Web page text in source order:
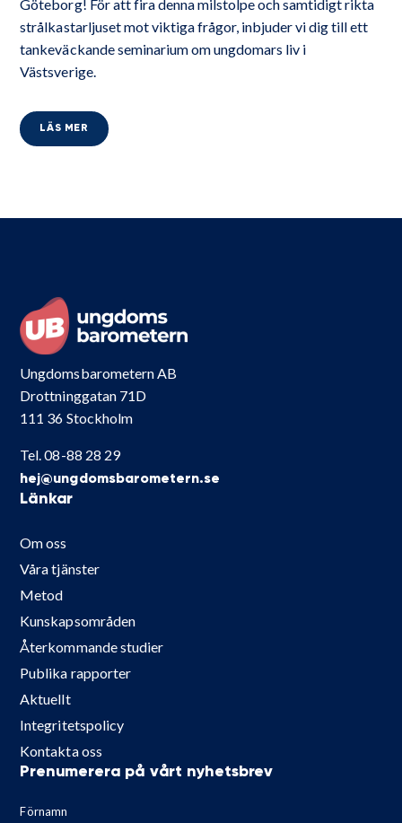
Göteborg! För att fira denna milstolpe och samtidigt rikta
strålkastarljuset mot viktiga frågor, inbjuder vi dig till ett
tankeväckande seminarium om ungdomars liv i
Västsverige.
LÄS MER
Ungdomsbarometern AB
Drottninggatan 71D
111 36 Stockholm
Tel. 08-88 28 29
hej@ungdomsbarometern.se
Länkar
Om oss
Våra tjänster
Metod
Kunskapsområden
Återkommande studier
Publika rapporter
Aktuellt
Integritetspolicy
Kontakta oss
Prenumerera på vårt nyhetsbrev
Förnamn